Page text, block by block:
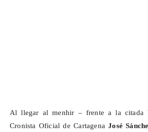
Al llegar al menhir – frente a la citada
Cronista Oficial de CartagenaJosé